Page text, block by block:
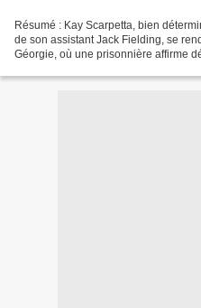
Résumé : Kay Scarpetta, bien
de son assistant Jack Fielding, se
Géorgie, où une prisonnière affirme